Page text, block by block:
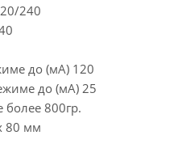
240
до (мА) 120
до (мА) 25
более 800гр.
80 мм